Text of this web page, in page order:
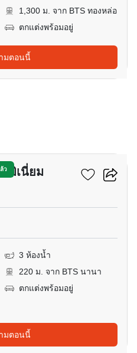
1,300 ม. จาก BTS ทองหล่อ
ตกแต่งพร้อมอยู่
มตอนนี้
วมิเนี่ยม
3 ห้องน้ำ
220 ม. จาก BTS นานา
ตกแต่งพร้อมอยู่
มตอนนี้